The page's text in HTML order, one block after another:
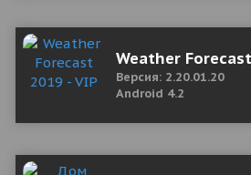
Weather
Версия: 2.20.01.20
Android 4.2